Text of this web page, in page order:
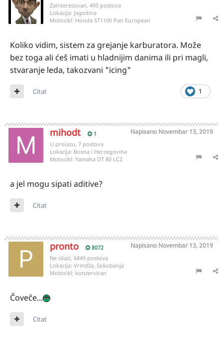
Zainteresovan, 495 postova
Lokacija: Jagodina
Motocikl: Honda ST1100 Pan European
Koliko vidim, sistem za grejanje karburatora. Može
bez toga ali ćeš imati u hladnijim danima ili pri magli,
stvaranje leda, takozvani "icing"
1
Citat
mihodt 1 Napisano Novembar 13, 2019
U prolazu, 7 postova
Lokacija: Bosna i Hercegovina
Motocikl: Yamaha DT 80 LC2
a jel mogu sipati aditive?
Citat
pronto 8072 Napisano Novembar 13, 2019
Ne silazi, 6849 postova
Lokacija: Vrmdža, Sokobanja
Motocikl: konzerviran
Čoveče...
Citat